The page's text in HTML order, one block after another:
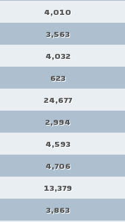
4,010
3,563
4,032
623
24,677
2,994
4,593
4,706
13,379
3,863